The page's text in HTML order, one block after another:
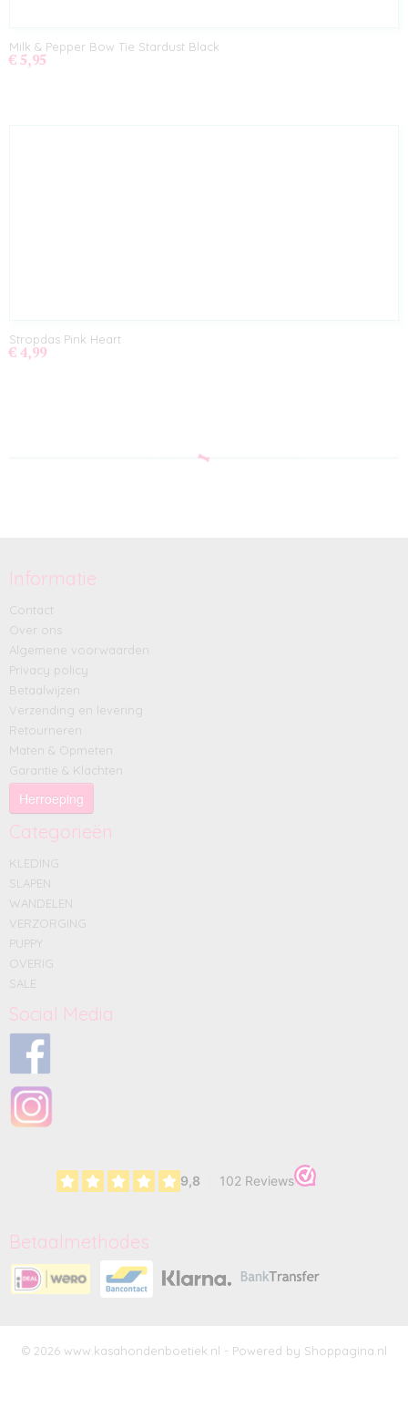
Milk & Pepper Bow Tie Stardust Black
€ 5,95
Stropdas Pink Heart
€ 4,99
Informatie
Contact
Over ons
Algemene voorwaarden
Privacy policy
Betaalwijzen
Verzending en levering
Retourneren
Maten & Opmeten
Garantie & Klachten
Herroeping
Categorieën
KLEDING
SLAPEN
WANDELEN
VERZORGING
PUPPY
OVERIG
SALE
Social Media
Betaalmethodes
© 2026 www.kasahondenboetiek.nl - Powered by Shoppagina.nl